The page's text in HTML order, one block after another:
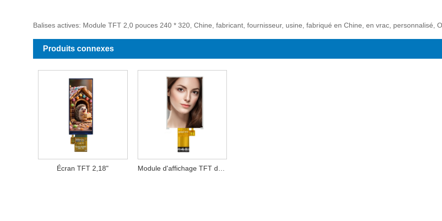
Balises actives: Module TFT 2,0 pouces 240 * 320, Chine, fabricant, fournisseur, usine, fabriqué en Chine, en vrac, personnalisé,
Produits connexes
Écran TFT 2,18"